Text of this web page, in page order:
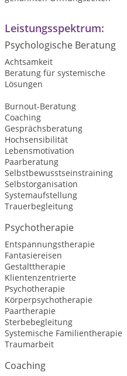
Leistungsspektrum:
Psychologische Beratung
Achtsamkeit
Beratung für systemische
Lösungen
Burnout-Beratung
Coaching
Gesprächsberatung
Hochsensibilität
Lebensmotivation
Paarberatung
Selbstbewusstseinstraining
Selbstorganisation
Systemaufstellung
Trauerbegleitung
Psychotherapie
Entspannungstherapie
Fantasiereisen
Gestalttherapie
Klientenzentrierte
Psychotherapie
Körperpsychotherapie
Paartherapie
Sterbebegleitung
Systemische Familientherapie
Traumarbeit
Coaching